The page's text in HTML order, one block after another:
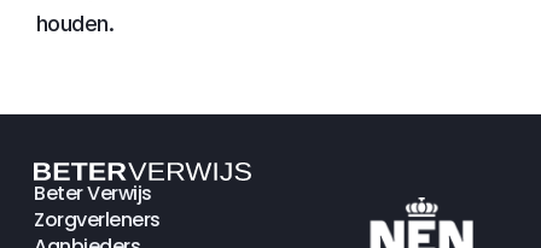
houden.
Beter Verwijs
Zorgverleners